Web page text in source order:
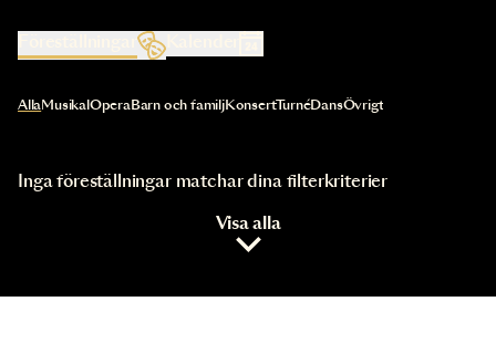
Kalender
Val av kategori uppdaterar innehållet automatiskt
AllaMusikal OperaBarn och familjKonsertTurnéDansÖvrigt
Inga föreställningar matchar dina filterkriterier
Visa alla